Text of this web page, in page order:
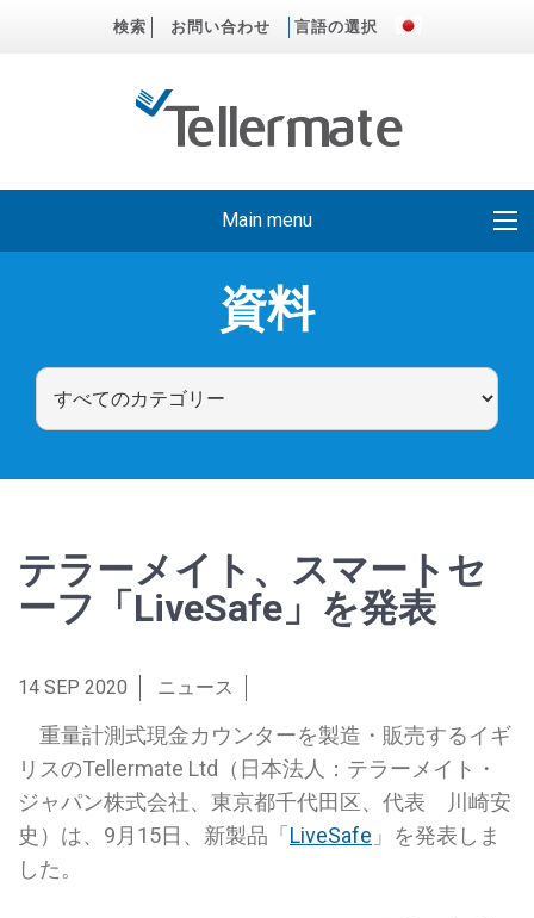
検索 お問い合わせ 言語の選択
Main menu
資料
テラーメイト、スマートセ
ーフ「LiveSafe」を発表
14 SEP 2020 ニュース
重量計測式現金カウンターを製造・販売するイギ
リスのTellermate Ltd（日本法人：テラーメイト・
ジャパン株式会社、東京都千代田区、代表 川崎安
史）は、9月15日、新製品「 LiveSafe 」を発表しま
した。